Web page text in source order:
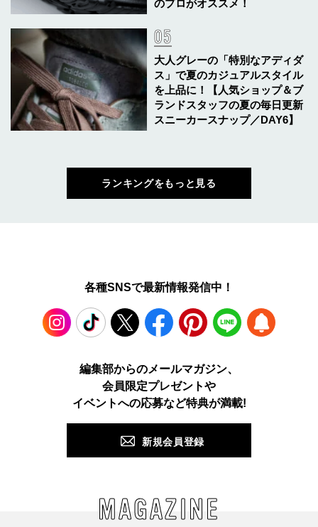
のプロがオススメ！
大人グレーの「特別なアディダ
ス」で夏のカジュアルスタイル
を上品に！【人気ショップ＆ブ
ランドスタッフの夏の毎日更新
スニーカースナップ／DAY6】
ランキングをもっと見る
各種SNSで最新情報発信中！
TikTok Facebook Pinterest LINE
編集部からのメールマガジン、
会員限定プレゼントや
イベントへの応募など特典が満載!
新規会員登録
MAGAZINE